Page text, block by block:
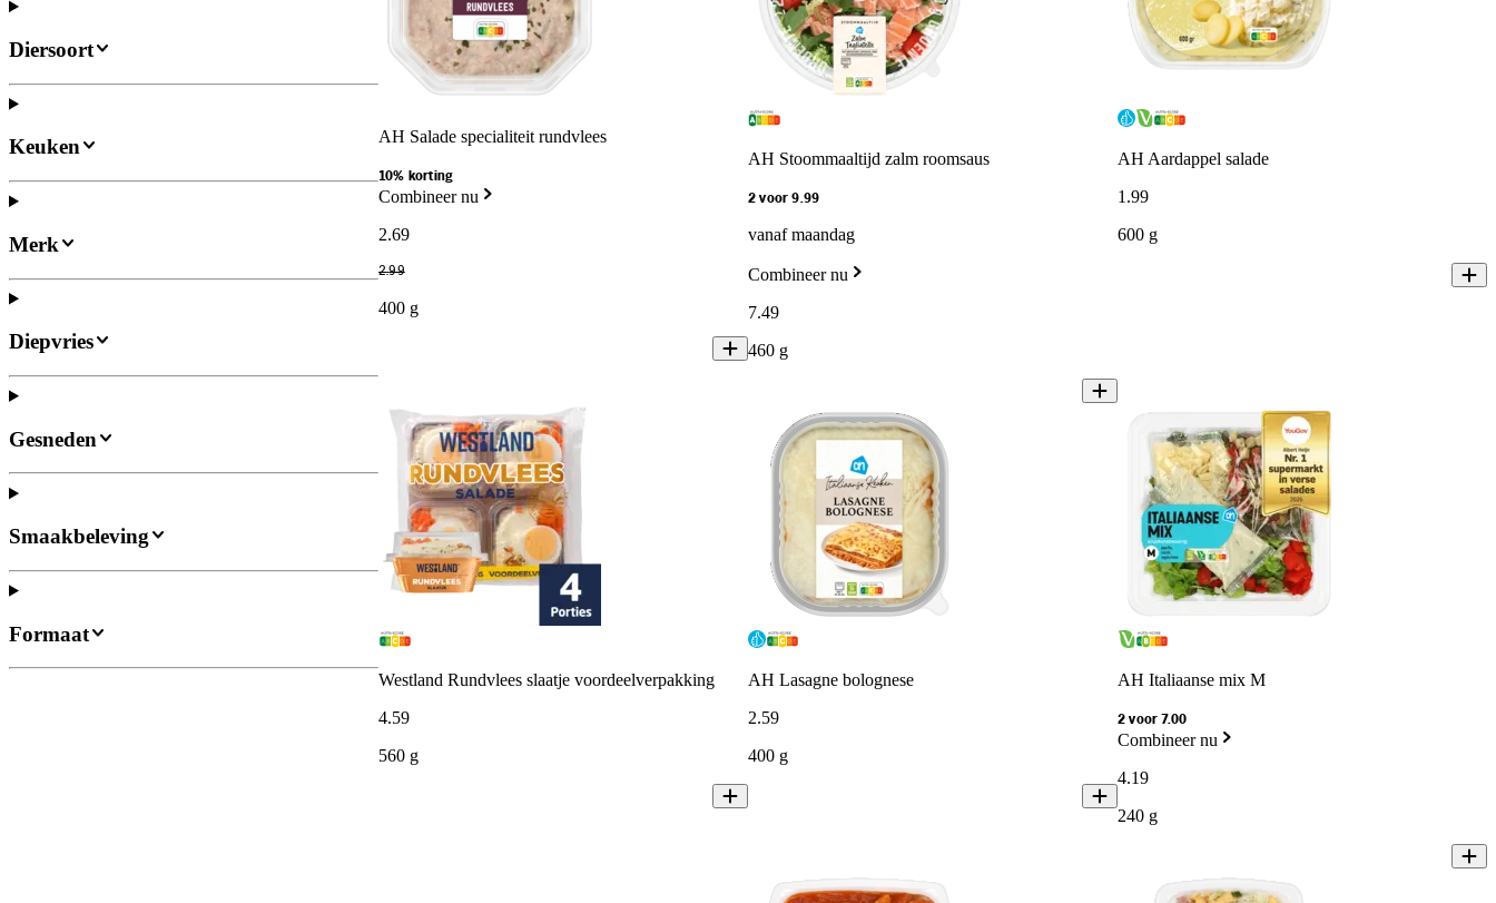
Diersoort
Keuken
Merk
Diepvries
Gesneden
Smaakbeleving
Formaat
AH Salade specialiteit rundvlees
10% korting
Combineer nu
2.69
2.99
400 g
AH Stoommaaltijd zalm roomsaus
2 voor 9.99
vanaf maandag
Combineer nu
7.49
460 g
AH Aardappel salade
1.99
600 g
Westland Rundvlees slaatje voordeelverpakking
4.59
560 g
AH Lasagne bolognese
2.59
400 g
AH Italiaanse mix M
2 voor 7.00
Combineer nu
4.19
240 g